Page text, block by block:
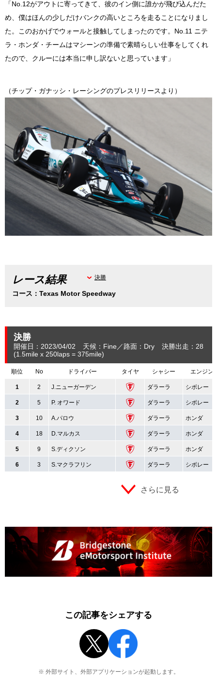
「No.12がアウトに寄ってきて、彼のイン側に誰かが飛び込んだた
め、僕はほんの少しだけバンクの高いところを走ることになりまし
た。このおかげでウォールと接触してしまったのです。No.11 ニテ
ラ・ホンダ・チームはマシーンの準備で素晴らしい仕事をしてくれ
たので、クルーには本当に申し訳ないと思っています」
（チップ・ガナッシ・レーシングのプレスリリースより）
レース結果
コース：Texas Motor Speedway
決勝
決勝
開催日：2023/04/02 天候：Fine 路面：Dry
決勝出走：28
(1.5mile x 250laps = 375mile)
順位 No ドライバー タイヤ シャシー エンジン
1 2 J.ニューガーデン ダラーラ シボレー
2 5 P. オワード ダラーラ シボレー
3 10 A.パロウ ダラーラ ホンダ
4 18 D.マルカス ダラーラ ホンダ
5 9 S.ディクソン ダラーラ ホンダ
6 3 S.マクラフリン ダラーラ シボレー
さらに見る
この記事をシェアする
※ 外部サイト、外部アプリケーションが起動します。